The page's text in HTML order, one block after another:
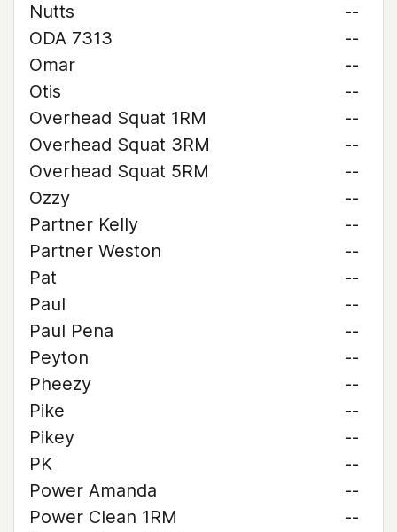
Nutts
--
ODA 7313
--
Omar
--
Otis
--
Overhead Squat 1RM
--
Overhead Squat 3RM
--
Overhead Squat 5RM
--
Ozzy
--
Partner Kelly
--
Partner Weston
--
Pat
--
Paul
--
Paul Pena
--
Peyton
--
Pheezy
--
Pike
--
Pikey
--
PK
--
Power Amanda
--
Power Clean 1RM
--